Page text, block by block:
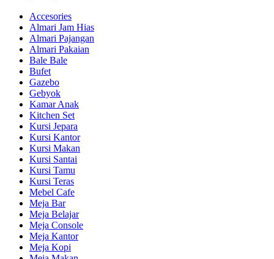
Accesories
Almari Jam Hias
Almari Pajangan
Almari Pakaian
Bale Bale
Bufet
Gazebo
Gebyok
Kamar Anak
Kitchen Set
Kursi Jepara
Kursi Kantor
Kursi Makan
Kursi Santai
Kursi Tamu
Kursi Teras
Mebel Cafe
Meja Bar
Meja Belajar
Meja Console
Meja Kantor
Meja Kopi